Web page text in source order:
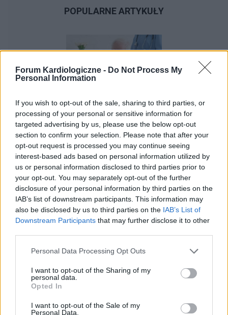
Forum Kardiologiczne - Do Not Process My
Personal Information
If you wish to opt-out of the sale, sharing to third parties, or
processing of your personal or sensitive information for
targeted advertising by us, please use the below opt-out
section to confirm your selection. Please note that after your
opt-out request is processed you may continue seeing
interest-based ads based on personal information utilized by
us or personal information disclosed to third parties prior to
your opt-out. You may separately opt-out of the further
disclosure of your personal information by third parties on the
IAB’s list of downstream participants. This information may
also be disclosed by us to third parties on the IAB’s List of
Downstream Participants that may further disclose it to other
Personal Data Processing Opt Outs
I want to opt-out of the Sharing of my
personal data.
Opted In
I want to opt-out of the Sale of my
Personal Data.
POPULARNE ARTYKUŁY
Maj miesiącem mierzenia ciśnienia tętniczego
krwi. Jak prawidłowo to robić, jakie są
najczęstsze błędy i jak ich unikać?
‹ ›
Reklama: